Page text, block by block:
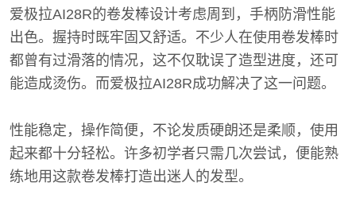
爱极拉AI28R的卷发棒设计考虑周到，手柄防滑性能
出色。握持时既牢固又舒适。不少人在使用卷发棒时
都曾有过滑落的情况，这不仅耽误了造型进度，还可
能造成烫伤。而爱极拉AI28R成功解决了这一问题。
性能稳定，操作简便，不论发质硬朗还是柔顺，使用
起来都十分轻松。许多初学者只需几次尝试，便能熟
练地用这款卷发棒打造出迷人的发型。